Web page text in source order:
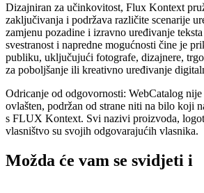
Dizajniran za učinkovitost, Flux Kontext
zaključivanja i podržava različite scenarije
zamjenu pozadine i izravno uređivanje
svestranost i napredne mogućnosti čine je
publiku, uključujući fotografe, dizajnere,
za poboljšanje ili kreativno uređivanje
Odricanje od odgovornosti: WebCatalog nije
ovlašten, podržan od strane niti na bilo koji
s FLUX Kontext. Svi nazivi proizvoda,
vlasništvo su svojih odgovarajućih vlasnika.
Možda će vam se svidjeti i